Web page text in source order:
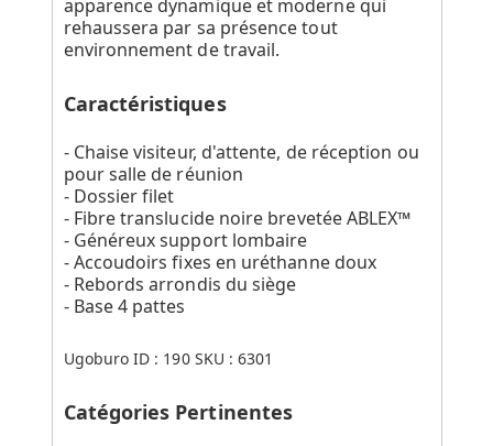
apparence dynamique et moderne qui
rehaussera par sa présence tout
environnement de travail.
Caractéristiques
- Chaise visiteur, d'attente, de réception ou
pour salle de réunion
- Dossier filet
- Fibre translucide noire brevetée ABLEX™
- Généreux support lombaire
- Accoudoirs fixes en uréthanne doux
- Rebords arrondis du siège
- Base 4 pattes
Ugoburo ID : 190 SKU :6301
Catégories Pertinentes